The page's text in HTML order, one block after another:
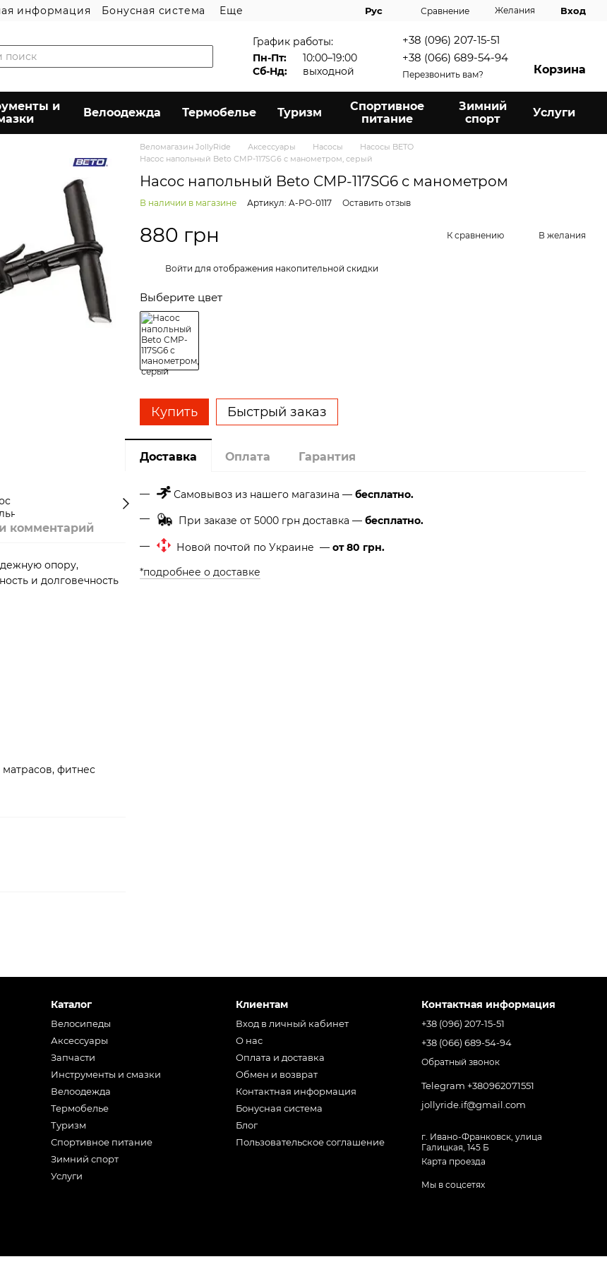
информация Бонусная система Еще Рус Сравнение Желания Вход
График работы:
Пн-Пт:
10:00–19:00
Сб-Нд:
выходной
+38 (096) 207-15-51
+38 (066) 689-54-94
Перезвонить вам? Корзина
и
Велоодежда Термобелье Туризм
Спортивное
питание
Зимний
спорт
Услуги
комментарий
опору,
и долговечность
фитнес
Веломагазин JollyRide Аксессуары Насосы
Насосы BETO
Насос напольный Beto CMP-117SG6 с манометром, серый
Насос напольный Beto CMP-117SG6 с манометром
В наличии в магазине Артикул: A-PO-0117 Оставить отзыв
880 грн К сравнению В желания
Войти для отображения накопительной скидки
Выберите цвет
Купить Быстрый заказ
Доставка Оплата Гарантия
Самовывоз из нашего магазина — бесплатно.
При заказе от 5000 грн доставка — бесплатно.
Новой почтой по Украине — от 80 грн.
*подробнее о доставке
Каталог
Велосипеды
Аксессуары
Запчасти
Инструменты и смазки
Велоодежда
Термобелье
Туризм
Спортивное питание
Зимний спорт
Услуги
Клиентам
Вход в личный кабинет
О нас
Оплата и доставка
Обмен и возврат
Контактная информация
Бонусная система
Блог
Пользовательское соглашение
Контактная информация
+38 (096) 207-15-51
+38 (066) 689-54-94
Обратный звонок
Telegram +380962071551
jollyride.if@gmail.com
г. Ивано-Франковск, улица
Галицкая, 145 Б
Карта проезда
Мы в соцсетях